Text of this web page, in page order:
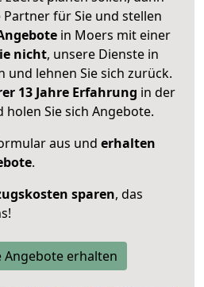
für Sie und stellen
in Moers mit einer
nicht, unsere Dienste in
und lehnen Sie sich zurück.
13 Jahre Erfahrung in der
Sie sich Angebote.
aus und erhalten
.
sparen, das
Angebote erhalten